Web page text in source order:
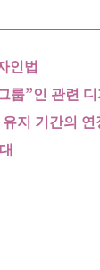
인법
룹”인 관련
지 기간의 연